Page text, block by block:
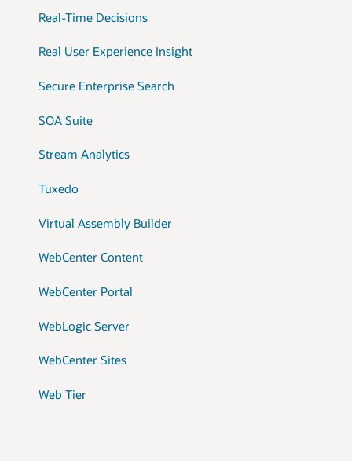
Real-Time Decisions
Real User Experience Insight
Secure Enterprise Search
SOA Suite
Stream Analytics
Tuxedo
Virtual Assembly Builder
WebCenter Content
WebCenter Portal
WebLogic Server
WebCenter Sites
Web Tier